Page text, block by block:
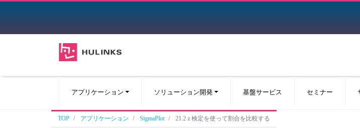
アプリケーション ソリューション開発 基盤サービス セミナー
TOP アプリケーション SigmaPlot 21.2 z 検定を使って割合を比較する